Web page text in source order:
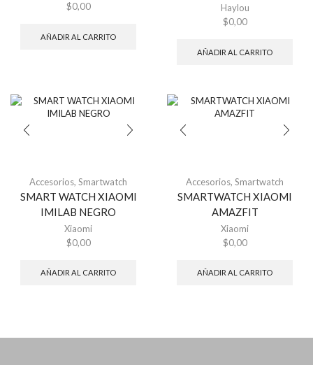
$0,00
AÑADIR AL CARRITO
Haylou
$0,00
AÑADIR AL CARRITO
Accesorios, Smartwatch
SMART WATCH XIAOMI
IMILAB NEGRO
Xiaomi
$0,00
AÑADIR AL CARRITO
Accesorios, Smartwatch
SMARTWATCH XIAOMI
AMAZFIT
Xiaomi
$0,00
AÑADIR AL CARRITO